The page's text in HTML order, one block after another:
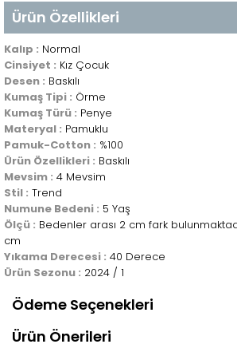
Ürün Özellikleri
Kalıp : Normal
Cinsiyet : Kız Çocuk
Desen : Baskılı
Kumaş Tipi : Örme
Kumaş Türü : Penye
Materyal : Pamuklu
Pamuk-Cotton : %100
Ürün Özellikleri : Baskılı
Mevsim : 4 Mevsim
Stil : Trend
Numune Bedeni : 5 Yaş
Ölçü : Bedenler arası 2 cm fark
cm
Yıkama Derecesi : 40 Derece
Ürün Sezonu : 2024 / 1
Ödeme Seçenekleri
Ürün Önerileri